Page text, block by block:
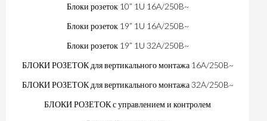
Блоки розеток 10” 1U 16A/250B~
Блоки розеток 19” 1U 16A/250B~
Блоки розеток 19” 1U 32A/250B~
БЛОКИ РОЗЕТОК для вертикального монтажа 16A/250B~
БЛОКИ РОЗЕТОК для вертикального монтажа 32A/250B~
БЛОКИ РОЗЕТОК с управлением и контролем